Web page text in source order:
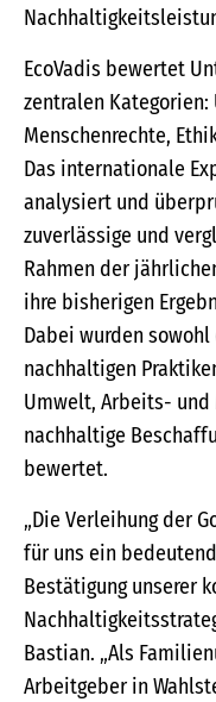
EcoVadis bewertet
zentralen
Menschenrechte,
Das internationale
analysiert und
zuverlässige und
Rahmen der
ihre bisherigen
Dabei wurden
nachhaltigen
Umwelt, Arbeits- und
nachhaltige
bewertet.
„Die Verleihung der
für uns ein
Bestätigung unserer
Bastian. „Als
Arbeitgeber in